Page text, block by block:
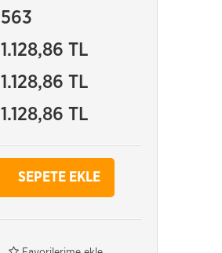
563
1.128,86 TL
1.128,86 TL
1.128,86 TL
SEPETE EKLE